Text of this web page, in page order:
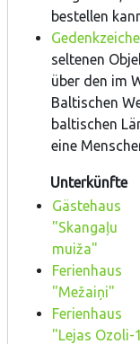
bestellen
seltenen
über den im
Baltischen
baltischen
eine
Unterkünfte
Gästehaus
"Skangaļu
muiža"
Ferienhaus
"Mežaiņi"
Ferienhaus
"Lejas Ozoli-